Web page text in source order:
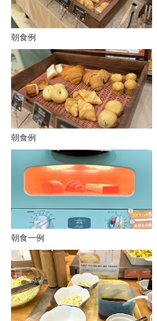
朝食例
朝食例
朝食一例